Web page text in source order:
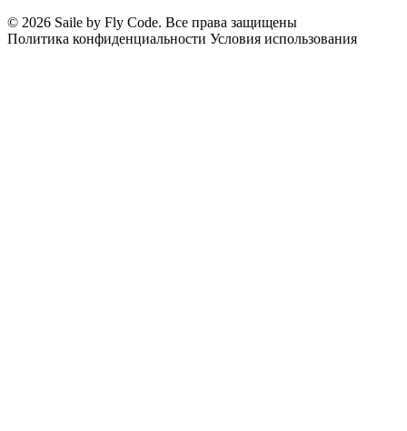
© 2026 Saile by Fly Code. Все права защищены
Политика конфиденциальности Условия использования